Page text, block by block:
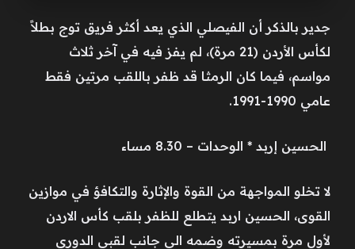
جدير بالذكر أن الفيصلي الذي يعد أكثر فريق توج بطلاً
لكأس الأردن (21 مرة)، لم يفز فيه في آخر ثلاث
مواسم، فيما كان الرمثا قد ظفر باللقب مرتين فقط
عامي 1990-1991.
الحسين إربد * الوحدات – 8.30 مساء
لا تخلو المواجهة من القوة والإثارة والتكافؤ في موازين
القوى، الحسين اربد يتطلع للظفر بلقب كأس الاردن
لأول مرة بمسيرته وضمه الى جانب لقبي الدوري